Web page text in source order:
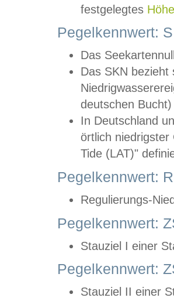
festgelegtes
Pegelkennwert:
Das
Das SKN
deutschen
In Deutschland
örtlich
Tide (LAT)"
Pegelkennwert:
Regulierungs-
Pegelkennwert:
Stauziel I einer
Pegelkennwert:
Stauziel II einer